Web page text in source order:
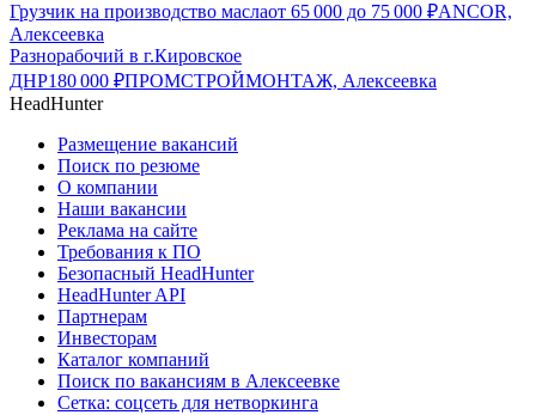
Грузчик на производство маслаот 65 000 до 75 000 ₽ANCOR,
Алексеевка
Разнорабочий в г.Кировское
ДНР180 000 ₽ПРОМСТРОЙМОНТАЖ, Алексеевка
HeadHunter
Размещение вакансий
Поиск по резюме
О компании
Наши вакансии
Реклама на сайте
Требования к ПО
Безопасный HeadHunter
HeadHunter API
Партнерам
Инвесторам
Каталог компаний
Поиск по вакансиям в Алексеевке
Сетка: соцсеть для нетворкинга